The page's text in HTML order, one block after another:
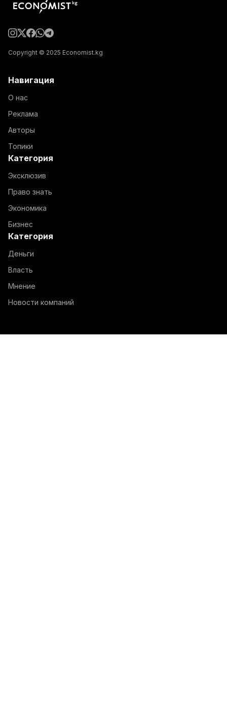
Copyright © 2025 Economist.kg
Навигация
О нас
Реклама
Авторы
Топики
Категория
Эксклюзив
Право знать
Экономика
Бизнес
Категория
Деньги
Власть
Мнение
Новости компаний